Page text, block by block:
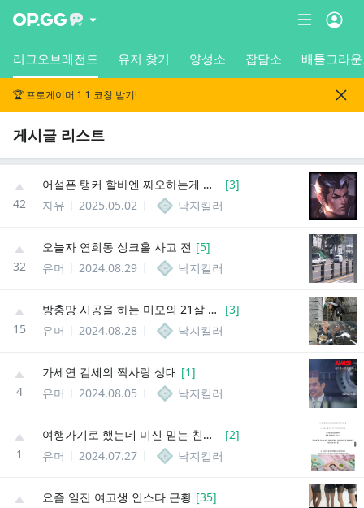
리그오브레전드 유저 찾기 양성소 잡담소 배틀그라
🏆 프로게이머 1:1 코칭 받기!
게시글 리스트
42
어설픈 탱커 할바엔 짜오하는게 나은듯 [3]
자유
2025.05.02 낙지킬러
32
오늘자 연희동 싱크홀 사고 전 [5]
유머
2024.08.29 낙지킬러
15
방충망 시공을 하는 미모의 21살 여성 [3]
유머
2024.08.28 낙지킬러
4
가세연 김세의 짝사랑 상대 [1]
유머
2024.08.05 낙지킬러
1
여행가기로 했는데 미신 믿는 친구가 파토냈어 [2]
유머
2024.07.27 낙지킬러
요즘 일진 여고생 인스타 근황 [35]